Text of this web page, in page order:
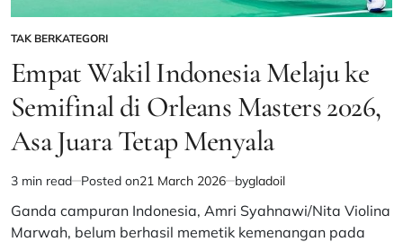
POSTED
IN
TAK BERKATEGORI
Empat Wakil Indonesia Melaju ke
Semifinal di Orleans Masters 2026,
Asa Juara Tetap Menyala
Estimated
read
time
3 min read Posted on21 March 2026 bygladoil
Ganda campuran Indonesia, Amri Syahnawi/Nita Violina
Marwah, belum berhasil memetik kemenangan pada